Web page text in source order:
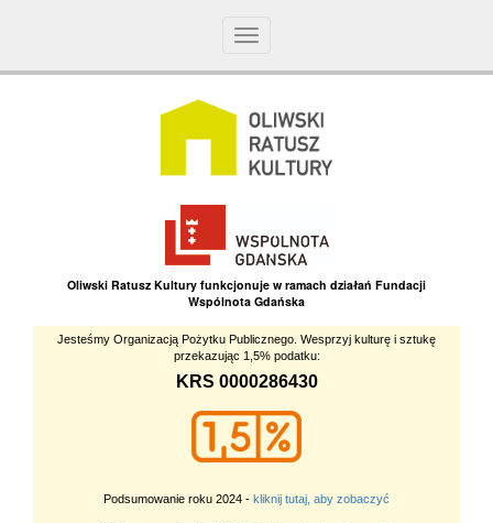
Toggle
Oliwski Ratusz Kultury funkcjonuje w ramach działań Fundacji
Wspólnota Gdańska
Jesteśmy Organizacją Pożytku Publicznego. Wesprzyj kulturę i sztukę
przekazując 1,5% podatku:
KRS 0000286430
Podsumowanie roku 2024 - kliknij tutaj, aby zobaczyć